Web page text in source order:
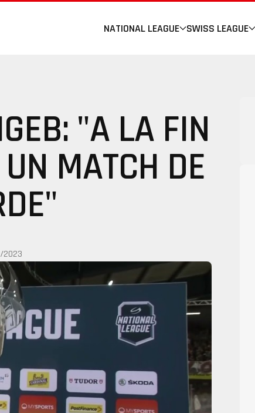
NATIONAL LEAGUE SWISS LEAGUE
"A LA FIN
MATCH DE